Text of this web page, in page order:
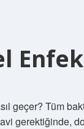
geçer? Tüm
gerektiğinde,